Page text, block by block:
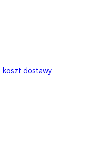
koszt dostawy